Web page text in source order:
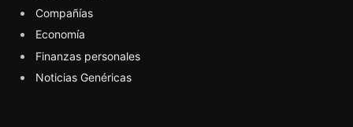
Compañías
Economía
Finanzas personales
Noticias Genéricas